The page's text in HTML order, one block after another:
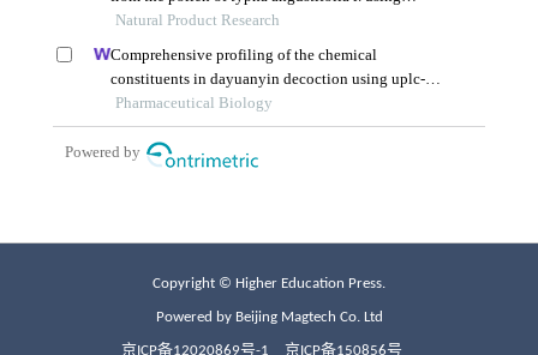
Copyright © Higher Education Press.
Powered by Beijing Magtech Co. Ltd
京ICP备12020869号-1 京ICP备150856号